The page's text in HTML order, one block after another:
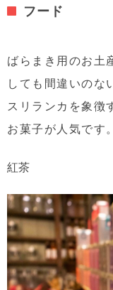
フード
ばらまき用のお土
しても間違いのな
スリランカを象徴
お菓子が人気です。
紅茶